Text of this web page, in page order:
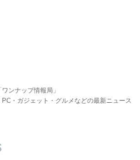
ンナップ情報局」
・ガジェット・グルメなどの最新ニュース